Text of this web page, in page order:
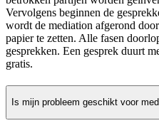
Vervolgens beginnen de
wordt de mediation afgerond
papier te zetten. Alle fasen
gesprekken. Een gesprek duurt
gratis.
Is mijn probleem geschikt voor